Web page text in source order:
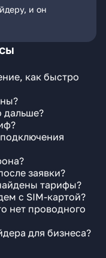
и он
как быстро
дальше?
заявки?
тарифы?
с SIM-картой?
нет проводного
для бизнеса?